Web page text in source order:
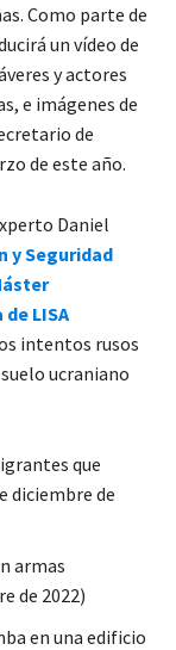
Como parte de
un vídeo de
y actores
e imágenes de
de
de este año.
Daniel
y Seguridad
LISA
intentos rusos
ucraniano
que
diciembre de
armas
de 2022)
en una edificio